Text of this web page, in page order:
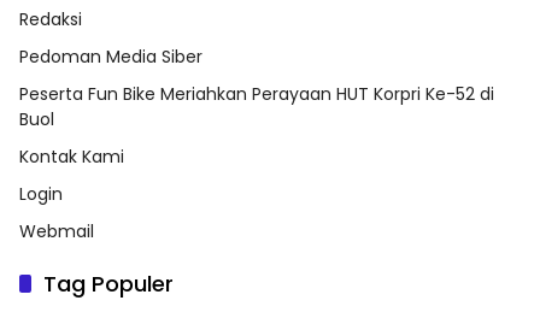
Redaksi
Pedoman Media Siber
Peserta Fun Bike Meriahkan Perayaan HUT Korpri Ke-52 di
Buol
Kontak Kami
Login
Webmail
Tag Populer